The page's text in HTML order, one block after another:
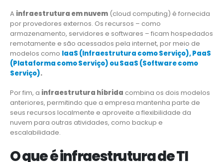
A infraestrutura em nuvem (cloud computing) é fornecida
por provedores externos. Os recursos – como
armazenamento, servidores e softwares – ficam hospedados
remotamente e são acessados pela internet, por meio de
modelos como IaaS (Infraestrutura como Serviço), PaaS
(Plataforma como Serviço) ou SaaS (Software como
Serviço).
Por fim, a infraestrutura híbrida combina os dois modelos
anteriores, permitindo que a empresa mantenha parte de
seus recursos localmente e aproveite a flexibilidade da
nuvem para outras atividades, como backup e
escalabilidade.
O que é infraestrutura de TI